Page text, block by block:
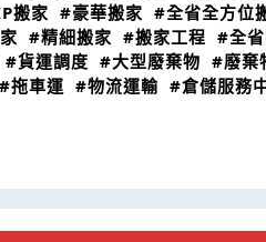
搬家 #豪華搬家 #全省全方位
#精細搬家 #搬家工程 #全
#貨運調度 #大型廢棄物 #廢棄
#拖車運 #物流運輸 #倉儲服務